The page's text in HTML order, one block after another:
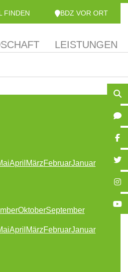
FINDEN BDZ VOR ORT
LEISTUNGEN
April MärzFebruarJanuar
OktoberSeptember
April MärzFebruarJanuar